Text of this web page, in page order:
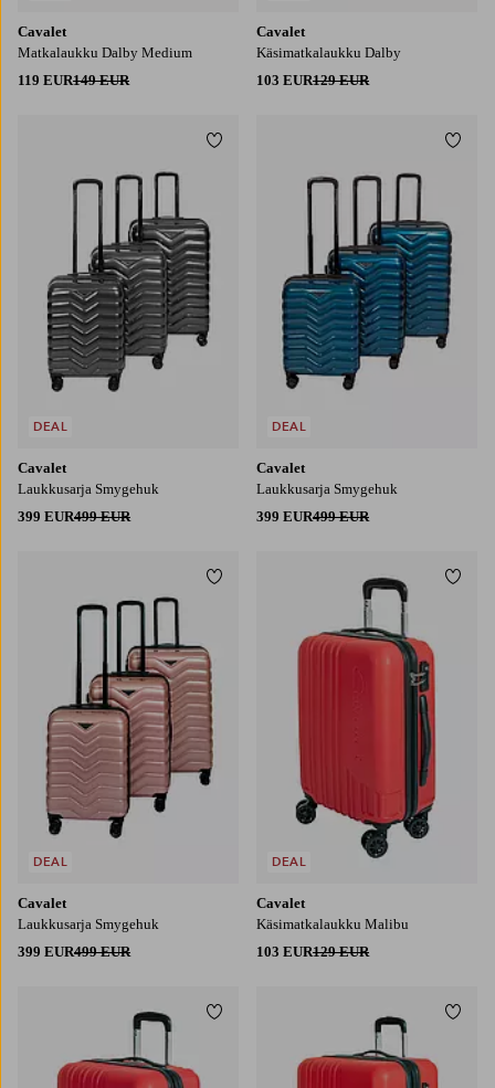
Cavalet
Matkalaukku Dalby Medium
119 EUR149 EUR
Cavalet
Käsimatkalaukku Dalby
103 EUR129 EUR
Cavalet
Laukkusarja Smygehuk
399 EUR499 EUR
DEAL
Lisää suosikkeihin
Cavalet
Laukkusarja Smygehuk
399 EUR499 EUR
DEAL
Cavalet
Laukkusarja Smygehuk
399 EUR499 EUR
DEAL
Lisää suosikkeihin
Cavalet
Käsimatkalaukku Malibu
103 EUR129 EUR
DEAL
Lisää suosikkeihin